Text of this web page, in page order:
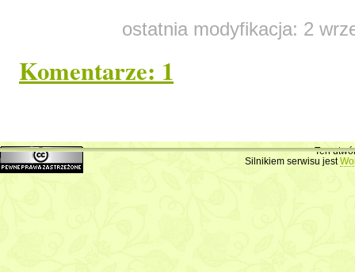
ostatnia modyfikacja: 2
Komentarze: 1
Hello colleagues, its
educationand fully explained, keep it
Ten
Silnikiem serwisu jest